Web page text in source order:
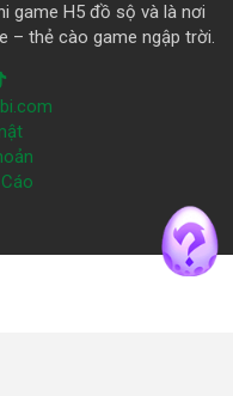
game H5 đồ sộ và là nơi
– thẻ cào game ngập trời.